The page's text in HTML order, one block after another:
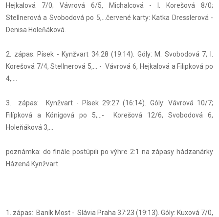
Hejkalová 7/0; Vávrová 6/5, Michalcová - I. Korešová 8/0;
Stellnerová a Svobodová po 5,...červené karty: Katka Dresslerová -
Denisa Holeňáková.
2. zápas: Písek - Kynžvart 34:28 (19:14). Góly: M. Svobodová 7, I.
Korešová 7/4, Stellnerová 5,... - Vávrová 6, Hejkalová a Filipková po
4,....
3. zápas: Kynžvart - Písek 29:27 (16:14). Góly: Vávrová 10/7;
Filípková a Königová po 5,...- Korešová 12/6, Svobodová 6,
Holeňáková 3,...
poznámka: do finále postúpili po výhre 2:1 na zápasy hádzanárky
Házená Kynžvart.
1. zápas: Baník Most - Slávia Praha 37:23 (19:13). Góly: Kuxová 7/0,